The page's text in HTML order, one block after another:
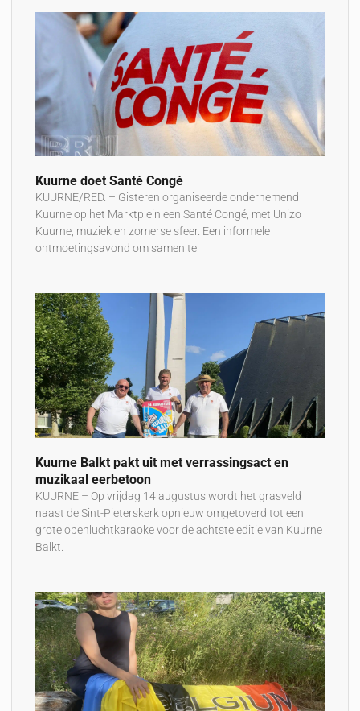
Kuurne doet Santé Congé
KUURNE/RED. – Gisteren organiseerde ondernemend
Kuurne op het Marktplein een Santé Congé, met Unizo
Kuurne, muziek en zomerse sfeer. Een informele
ontmoetingsavond om samen te
Kuurne Balkt pakt uit met verrassingsact en
muzikaal eerbetoon
KUURNE – Op vrijdag 14 augustus wordt het grasveld
naast de Sint-Pieterskerk opnieuw omgetoverd tot een
grote openluchtkaraoke voor de achtste editie van Kuurne
Balkt.